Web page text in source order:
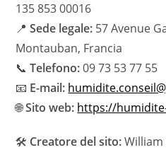
135 853 00016
📍Sede legale: 57 Avenue
Montauban, Francia
📞Telefono:09 73 53 77 55
📧 E-mail:
🌐Sito web: https://
🛠 Creatore del sito:William